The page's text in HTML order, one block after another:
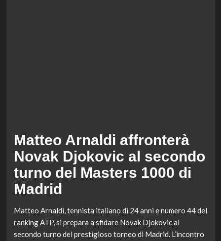
Matteo Arnaldi affronterà
Novak Djokovic al secondo
turno del Masters 1000 di
Madrid
Matteo Arnaldi, tennista italiano di 24 anni e numero 44 del
ranking ATP, si prepara a sfidare Novak Djokovic al
secondo turno del prestigioso torneo di Madrid. L’incontro